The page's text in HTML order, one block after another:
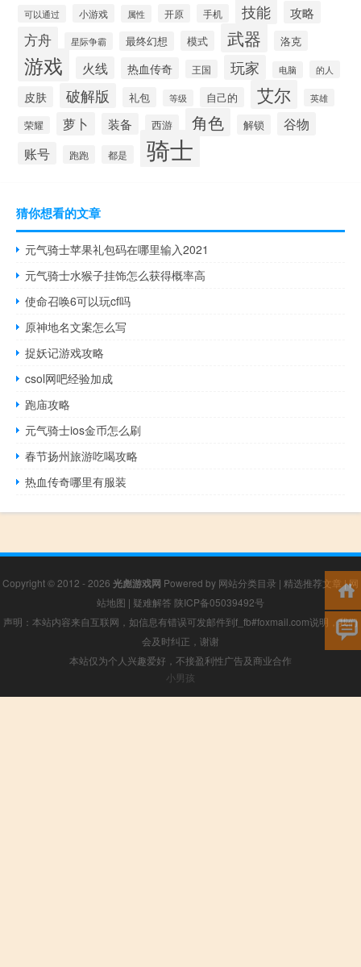
可以通过 小游戏 属性 开原 手机 技能 攻略
方舟 星际争霸 最终幻想 模式 武器 洛克
游戏 火线 热血传奇 王国 玩家 电脑 的人
皮肤 破解版 礼包 等级 自己的 艾尔 英雄
荣耀 萝卜 装备 西游 角色 解锁 谷物
账号 跑跑 都是 骑士
猜你想看的文章
元气骑士苹果礼包码在哪里输入2021
元气骑士水猴子挂饰怎么获得概率高
使命召唤6可以玩cf吗
原神地名文案怎么写
捉妖记游戏攻略
csol网吧经验加成
跑庙攻略
元气骑士ios金币怎么刷
春节扬州旅游吃喝攻略
热血传奇哪里有服装
Copyright © 2012 - 2026 光彪游戏网 Powered by 网站分类目录 | 精选推荐文章 |网
站地图 | 疑难解答 陕ICP备05039492号
声明：本站内容来自互联网，如信息有错误可发邮件到f_fb#foxmail.com说明，我们
会及时纠正，谢谢
本站仅为个人兴趣爱好，不接盈利性广告及商业合作
小男孩